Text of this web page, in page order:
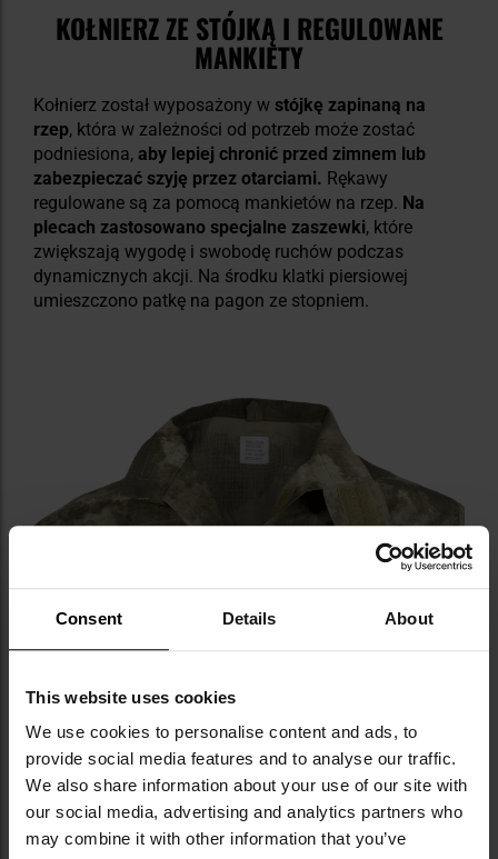
Consent Details About
This website uses cookies
We use cookies to personalise content and ads, to
provide social media features and to analyse our traffic.
We also share information about your use of our site with
our social media, advertising and analytics partners who
may combine it with other information that you’ve
KOŁNIERZ ZE STÓJKĄ I REGULOWANE
MANKIETY
Kołnierz został wyposażony w stójkę zapinaną na
rzep, która w zależności od potrzeb może zostać
podniesiona, aby lepiej chronić przed zimnem lub
zabezpieczać szyję przez otarciami. Rękawy
regulowane są za pomocą mankietów na rzep. Na
plecach zastosowano specjalne zaszewki, które
zwiększają wygodę i swobodę ruchów podczas
dynamicznych akcji. Na środku klatki piersiowej
umieszczono patkę na pagon ze stopniem.